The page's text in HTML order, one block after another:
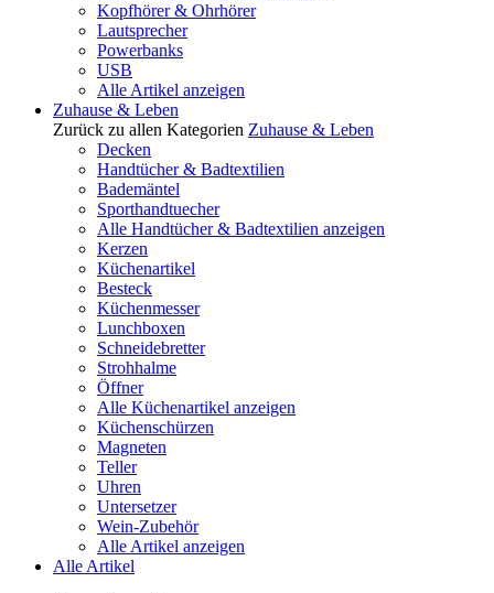
Kopfhörer & Ohrhörer
Lautsprecher
Powerbanks
USB
Alle Artikel anzeigen
Zuhause & Leben
Zurück zu allen Kategorien Zuhause & Leben
Decken
Handtücher & Badtextilien
Bademäntel
Sporthandtuecher
Alle Handtücher & Badtextilien anzeigen
Kerzen
Küchenartikel
Besteck
Küchenmesser
Lunchboxen
Schneidebretter
Strohhalme
Öffner
Alle Küchenartikel anzeigen
Küchenschürzen
Magneten
Teller
Uhren
Untersetzer
Wein-Zubehör
Alle Artikel anzeigen
Alle Artikel